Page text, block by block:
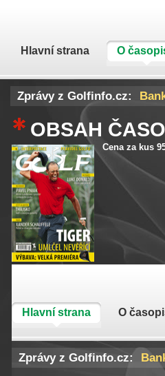
Hlavní strana O
Zprávy z Golfinfo.cz:
OBSAH
Cena za kus